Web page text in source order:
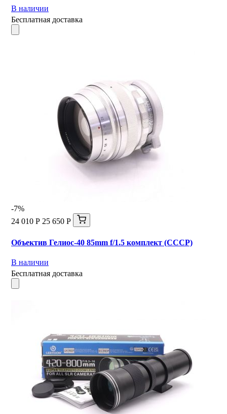
В наличии
Бесплатная доставка
-7%
24 010 Р 25 650 Р
Объектив Гелиос-40 85mm f/1.5 комплект (СССР)
В наличии
Бесплатная доставка